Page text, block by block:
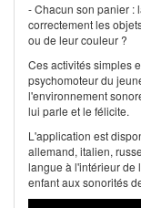
- Chacun son panier :
correctement les
ou de leur couleur ?
Ces activités simples
psychomoteur du
l'environnement
lui parle et le félicite.
L'application est
allemand, italien,
langue à l'intérieur de
enfant aux sonorités